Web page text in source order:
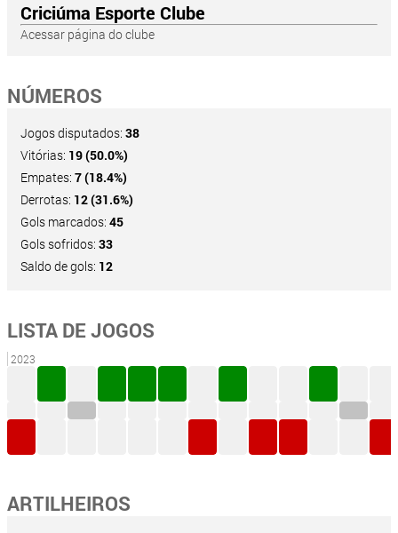
Criciúma Esporte Clube
Acessar página do clube
NÚMEROS
Jogos disputados: 38
Vitórias: 19 (50.0%)
Empates: 7 (18.4%)
Derrotas: 12 (31.6%)
Gols marcados: 45
Gols sofridos: 33
Saldo de gols: 12
LISTA DE JOGOS
2023
ARTILHEIROS